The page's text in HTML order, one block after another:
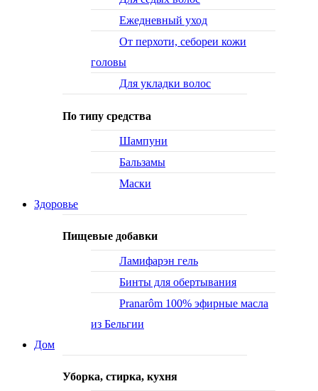
Ежедневный уход
От перхоти, себореи кожи
головы
Для укладки волос
По типу средства
Шампуни
Бальзамы
Маски
Здоровье
Пищевые добавки
Ламифарэн гель
Бинты для обертывания
Pranarôm 100% эфирные масла
из Бельгии
Дом
Уборка, стирка, кухня